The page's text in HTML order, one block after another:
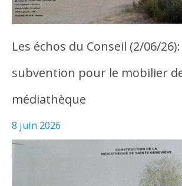
Les échos du Conseil (2/06/
subvention pour le mobilier
médiathèque
8 juin 2026